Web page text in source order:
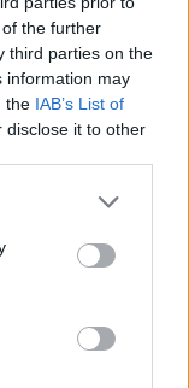
the further
third parties on the
information may
the IAB’s List of
disclose it to other
or more Google
You may click to
party tags to
in below Google